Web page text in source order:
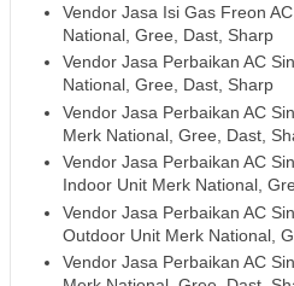
Vendor Jasa Isi Gas Freon
National, Gree, Dast, Sharp
Vendor Jasa Perbaikan AC
National, Gree, Dast, Sharp
Vendor Jasa Perbaikan AC
Merk National, Gree, Dast,
Vendor Jasa Perbaikan AC
Indoor Unit Merk National,
Vendor Jasa Perbaikan AC
Outdoor Unit Merk National,
Vendor Jasa Perbaikan AC